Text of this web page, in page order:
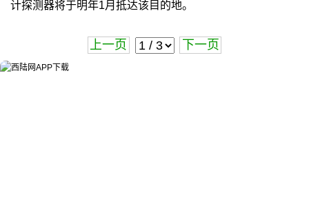
计探测器将于明年1月抵达该目的地。
上一页 下一页